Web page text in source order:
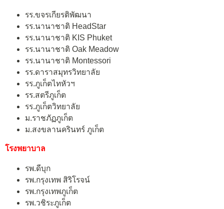
รร.ขจรเกียรติพัฒนา
รร.นานาชาติ HeadStar
รร.นานาชาติ KIS Phuket
รร.นานาชาติ Oak Meadow
รร.นานาชาติ Montessori
รร.ดาราสมุทรวิทยาลัย
รร.ภูเก็ตไทหัวฯ
รร.สตรีภูเก็ต
รร.ภูเก็ตวิทยาลัย
ม.ราชภัฏภูเก็ต
ม.สงขลานครินทร์ ภูเก็ต
โรงพยาบาล
รพ.ดีบุก
รพ.กรุงเทพ สิริโรจน์
รพ.กรุงเทพภูเก็ต
รพ.วชิระภูเก็ต